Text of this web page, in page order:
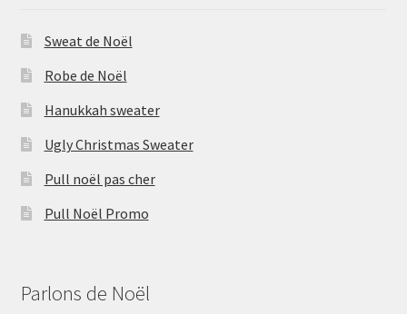
Sweat de Noël
Robe de Noël
Hanukkah sweater
Ugly Christmas Sweater
Pull noël pas cher
Pull Noël Promo
Parlons de Noël